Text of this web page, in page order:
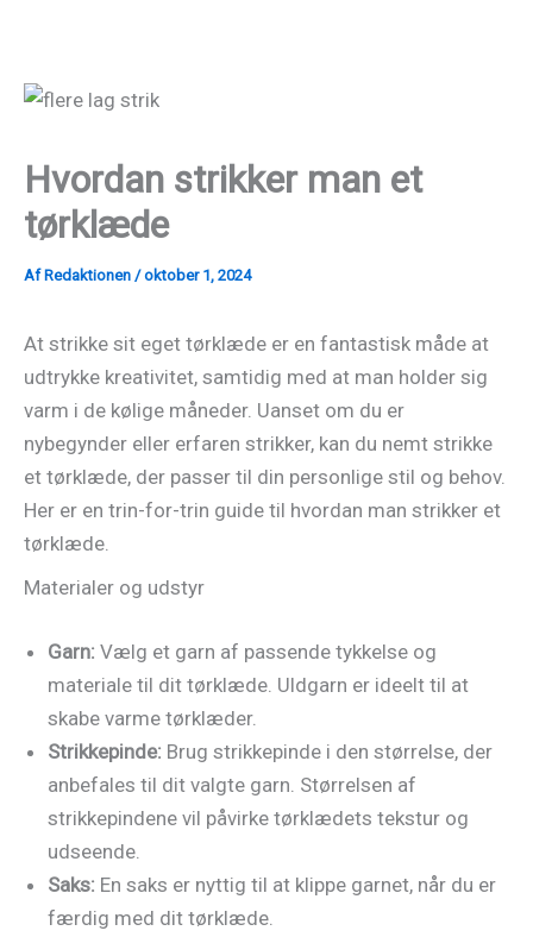
indholdet
Hvordan strikker man et
tørklæde
AfRedaktionen /oktober 1, 2024
At strikke sit eget tørklæde er en fantastisk måde at
udtrykke kreativitet, samtidig med at man holder sig
varm i de kølige måneder. Uanset om du er
nybegynder eller erfaren strikker, kan du nemt strikke
et tørklæde, der passer til din personlige stil og behov.
Her er en trin-for-trin guide til hvordan man strikker et
tørklæde.
Materialer og udstyr
Garn: Vælg et garn af passende tykkelse og
materiale til dit tørklæde. Uldgarn er ideelt til at
skabe varme tørklæder.
Strikkepinde: Brug strikkepinde i den størrelse, der
anbefales til dit valgte garn. Størrelsen af
strikkepindene vil påvirke tørklædets tekstur og
udseende.
Saks: En saks er nyttig til at klippe garnet, når du er
færdig med dit tørklæde.